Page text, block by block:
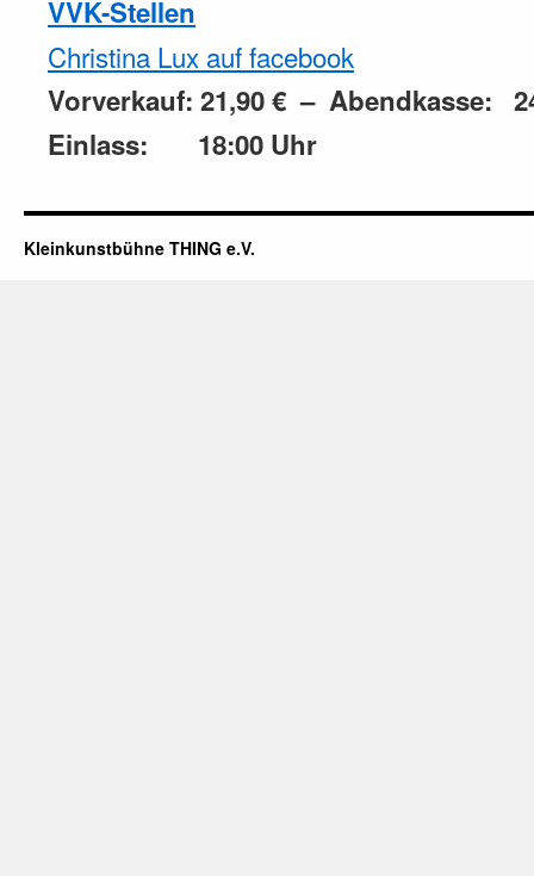
VVK-Stellen
Christina Lux auf facebook
Vorverkauf: 21,90 € – Abendkasse:
Einlass: 18:00 Uhr
Kleinkunstbühne THING e.V.